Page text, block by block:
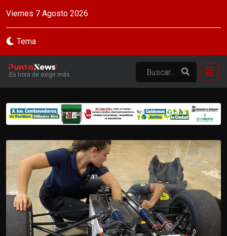
Viernes 7 Agosto 2026
Tema
Es hora de exigir más